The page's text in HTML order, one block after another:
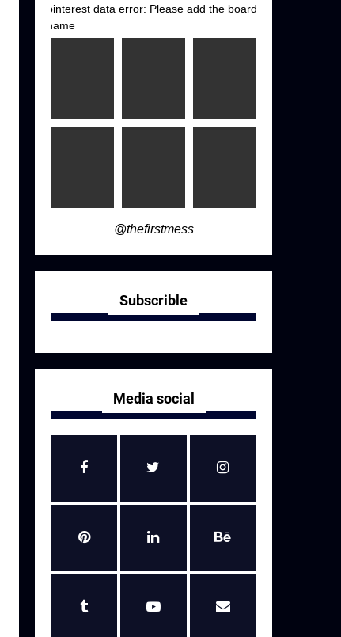
pinterest data error: Please add the board
name
@thefirstmess
Subscrible
Media social